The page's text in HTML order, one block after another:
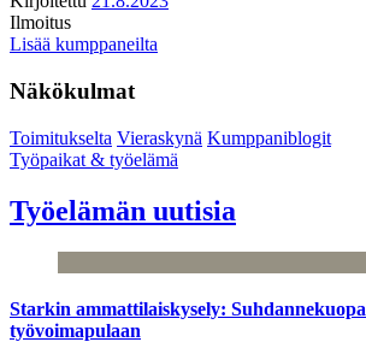
Ilmoitus
Lisää kumppaneilta
Näkökulmat
Toimitukselta Vieraskynä Kumppaniblogit
Työpaikat & työelämä
Työelämän uutisia
Starkin ammattilaiskysely:
työvoimapulaan